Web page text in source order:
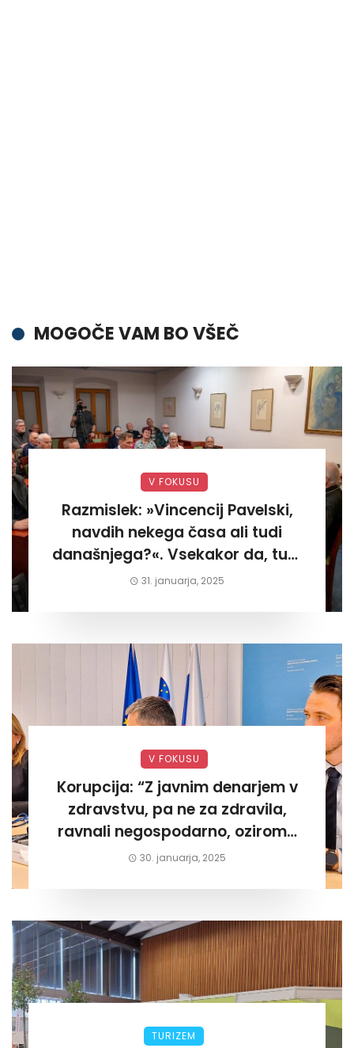
MOGOČE VAM BO VŠEČ
V FOKUSU
Razmislek: »Vincencij Pavelski,
navdih nekega časa ali tudi
današnjega?«. Vsekakor da, tudi
današnjega«
31. januarja, 2025
V FOKUSU
Korupcija: “Z javnim denarjem v
zdravstvu, pa ne za zdravila,
ravnali negospodarno, oziroma
za lastni žep. Tokrat na Žalskem«
30. januarja, 2025
TURIZEM